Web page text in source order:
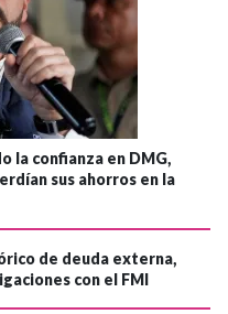
la confianza en DMG,
sus ahorros en la
de deuda externa,
con el FMI